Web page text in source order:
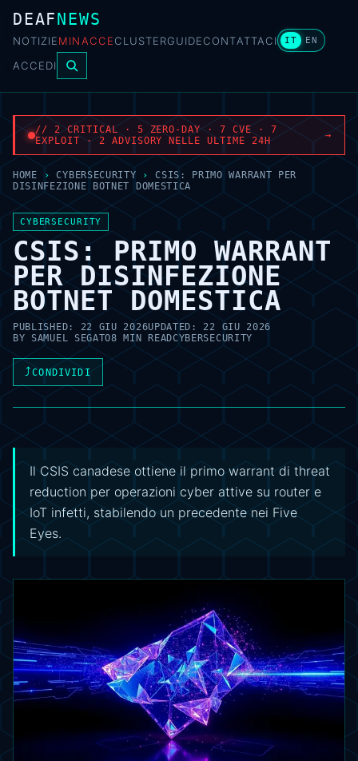
DEAFNEWS
NOTIZIEMINACCECLUSTERGUIDECONTATTACI IT EN
ACCEDI
// 2 CRITICAL · 5 ZERO-DAY · 7 CVE · 7
EXPLOIT · 2 ADVISORY NELLE ULTIME 24H
→
HOME › CYBERSECURITY ›
CSIS: PRIMO WARRANT PER
DISINFEZIONE BOTNET DOMESTICA
CYBERSECURITY
CSIS: PRIMO WARRANT
PER DISINFEZIONE
BOTNET DOMESTICA
PUBLISHED: 22 GIU 2026UPDATED: 22 GIU 2026
BY SAMUEL SEGATO8 MIN READCYBERSECURITY
⤴CONDIVIDI
Il CSIS canadese ottiene il primo warrant di threat
reduction per operazioni cyber attive su router e
IoT infetti, stabilendo un precedente nei Five
Eyes.